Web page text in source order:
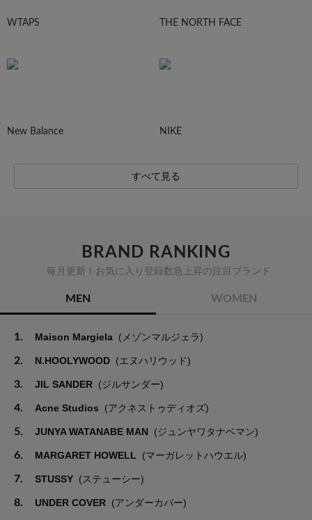
WTAPS THE NORTH FACE
New Balance NIKE
すべて見る
BRAND RANKING
毎月更新！お気に入り登録数急上昇の注目ブランド
MEN WOMEN
1. Maison Margiela (メゾンマルジェラ)
2. N.HOOLYWOOD (エヌハリウッド)
3. JIL SANDER (ジルサンダー)
4. Acne Studios (アクネストゥディオズ)
5. JUNYA WATANABE MAN (ジュンヤワタナベマン)
6. MARGARET HOWELL (マーガレットハウエル)
7. STUSSY (ステューシー)
8. UNDER COVER (アンダーカバー)